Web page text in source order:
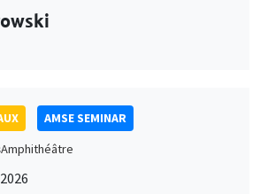
AMSE SEMINAR
Amphithéâtre